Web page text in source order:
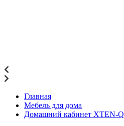
Главная
Мебель для дома
Домашний кабинет XTEN-Q